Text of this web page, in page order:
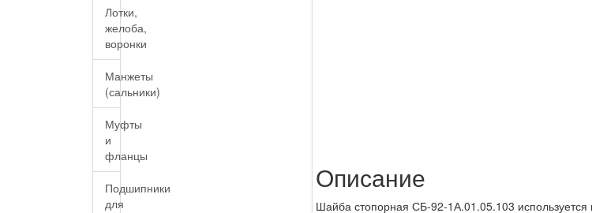
Лотки,
желоба,
воронки
Манжеты
(сальники)
Муфты
и
фланцы
Подшипники
для
Описание
Шайба стопорная СБ-92-1А.01.05.103 используется